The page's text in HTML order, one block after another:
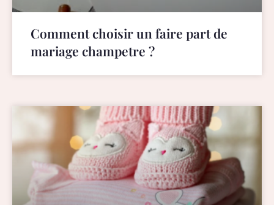
Comment choisir un faire part de
mariage champetre ?